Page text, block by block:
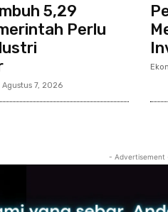
5,29
Perlu
Agustus 7, 2026
- Advertisement